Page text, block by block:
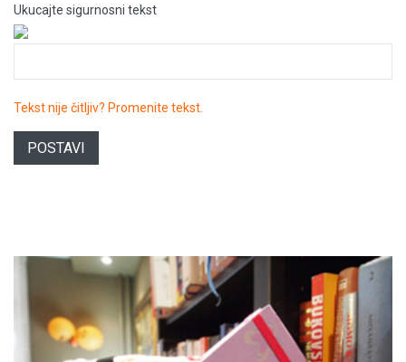
Ukucajte sigurnosni tekst
Tekst nije čitljiv? Promenite tekst.
POSTAVI